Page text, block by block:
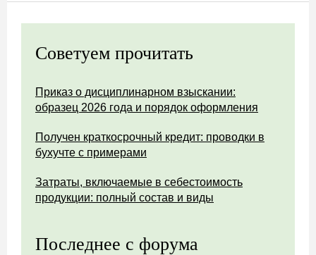
Советуем прочитать
Приказ о дисциплинарном взыскании:
образец 2026 года и порядок оформления
Получен краткосрочный кредит: проводки в
бухучте с примерами
Затраты, включаемые в себестоимость
продукции: полный состав и виды
Последнее с форума